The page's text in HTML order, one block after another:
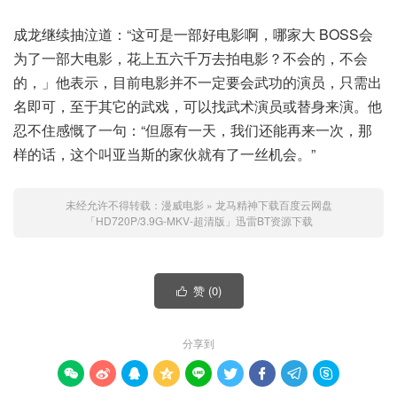
成龙继续抽泣道：“这可是一部好电影啊，哪家大 BOSS会
为了一部大电影，花上五六千万去拍电影？不会的，不会
的，」他表示，目前电影并不一定要会武功的演员，只需出
名即可，至于其它的武戏，可以找武术演员或替身来演。他
忍不住感慨了一句：“但愿有一天，我们还能再来一次，那
样的话，这个叫亚当斯的家伙就有了一丝机会。”
未经允许不得转载： 漫威电影 » 龙马精神下载百度云网盘
「HD720P/3.9G-MKV-超清版」迅雷BT资源下载
 赞 (0)
分享到
        